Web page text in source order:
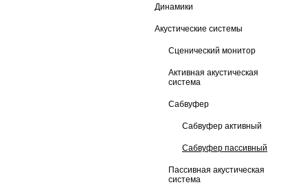
Динамики
Акустические системы
Сценический монитор
Активная акустическая
система
Сабвуфер
Сабвуфер активный
Сабвуфер пассивный
Пассивная акустическая
система